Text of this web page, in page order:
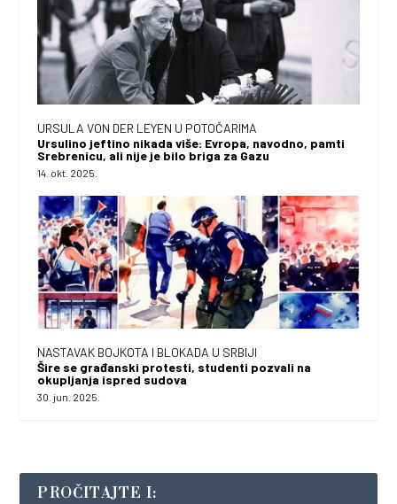
URSULA VON DER LEYEN U POTOČARIMA
Ursulino jeftino nikada više: Evropa, navodno, pamti
Srebrenicu, ali nije je bilo briga za Gazu
14. okt. 2025.
NASTAVAK BOJKOTA I BLOKADA U SRBIJI
Šire se građanski protesti, studenti pozvali na
okupljanja ispred sudova
30. jun. 2025.
PROČITAJTE I: